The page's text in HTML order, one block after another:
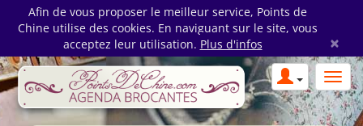
Afin de vous proposer le meilleur service, Points de
Chine utilise des cookies. En naviguant sur le site, vous
acceptez leur utilisation. Plus d'infos ×